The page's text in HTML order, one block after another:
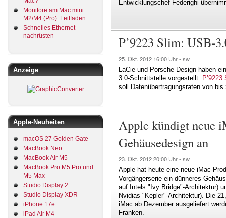
Monitore am Mac mini
M2/M4 (Pro): Leitfaden
Schnelles Ethernet
nachrüsten
Anzeige
Apple-Neuheiten
macOS 27 Golden Gate
MacBook Neo
MacBook Air M5
MacBook Pro M5 Pro und
M5 Max
Studio Display 2
Studio Display XDR
iPhone 17e
iPad Air M4
Entwicklungschef Federighi
P’9223 Slim: USB-
25. Okt. 2012 16:00 Uhr - sw
LaCie und Porsche Design haben
3.0-Schnittstelle vorgestellt.
P’9223
soll Datenübertragungsraten von
Apple kündigt neue
Gehäusedesign an
23. Okt. 201220:00 Uhr - sw
Apple hat heute eine neue iMac-
Vorgängerserie ein dünneres
auf Intels "Ivy Bridge"-Architektur)
Nvidias "Kepler"-Architektur). Die
iMac ab Dezember ausgeliefert
Franken.